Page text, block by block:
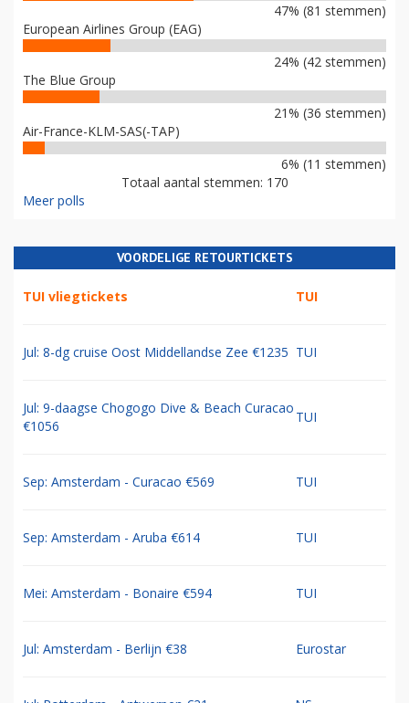
47% (81 stemmen)
European Airlines Group (EAG)
24% (42 stemmen)
The Blue Group
21% (36 stemmen)
Air-France-KLM-SAS(-TAP)
6% (11 stemmen)
Totaal aantal stemmen: 170
Meer polls
VOORDELIGE RETOURTICKETS
TUI vliegtickets TUI
Jul: 8-dg cruise Oost Middellandse Zee €1235 TUI
Jul: 9-daagse Chogogo Dive & Beach Curacao
€1056
TUI
Sep: Amsterdam - Curacao €569 TUI
Sep: Amsterdam - Aruba €614 TUI
Mei: Amsterdam - Bonaire €594 TUI
Jul: Amsterdam - Berlijn €38 Eurostar